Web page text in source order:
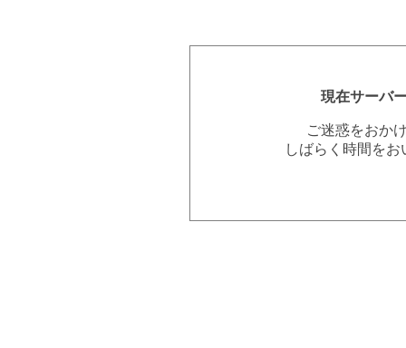
現在サーバ
ご迷惑をおか
しばらく時間を